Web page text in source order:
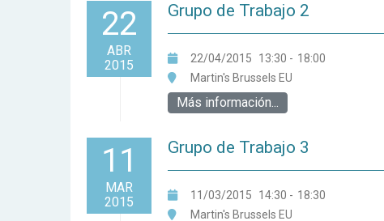
22
ABR
2015
Grupo de Trabajo 2
22/04/2015 13:30 - 18:00
Martin's Brussels EU
Más información...
11
MAR
2015
Grupo de Trabajo 3
11/03/2015 14:30 - 18:30
Martin's Brussels EU